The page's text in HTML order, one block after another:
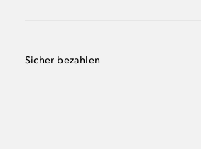
Sicher bezahlen